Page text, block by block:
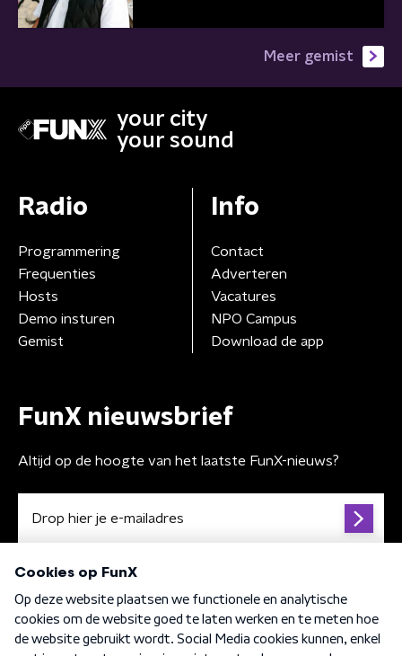
Meer gemist
your city
your sound
Radio
Programmering
Frequenties
Hosts
Demo insturen
Gemist
Info
Contact
Adverteren
Vacatures
NPO Campus
Download de app
FunX nieuwsbrief
Altijd op de hoogte van het laatste FunX-nieuws?
Algemene voorwaarden Privacybeleid